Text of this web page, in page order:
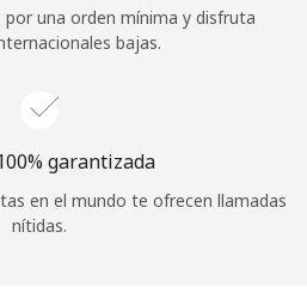
una orden mínima y disfruta
bajas.
garantizada
en el mundo te ofrecen llamadas
nítidas.